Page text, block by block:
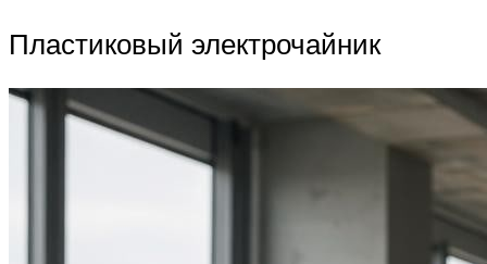
Пластиковый электрочайник